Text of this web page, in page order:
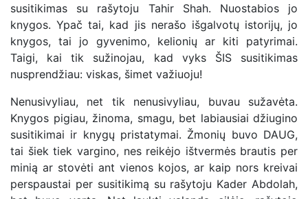
susitikimas su rašytoju Tahir Shah. Nuostabios jo
knygos. Ypač tai, kad jis nerašo išgalvotų istorijų, jo
knygos, tai jo gyvenimo, kelionių ar kiti patyrimai.
Taigi, kai tik sužinojau, kad vyks ŠIS susitikimas
nusprendžiau: viskas, šimet važiuoju!
Nenusivyliau, net tik nenusivyliau, buvau sužavėta.
Knygos pigiau, žinoma, smagu, bet labiausiai džiugino
susitikimai ir knygų pristatymai. Žmonių buvo DAUG,
tai šiek tiek vargino, nes reikėjo ištvermės brautis per
minią ar stovėti ant vienos kojos, ar kaip nors kreivai
perspaustai per susitikimą su rašytoju Kader Abdolah,